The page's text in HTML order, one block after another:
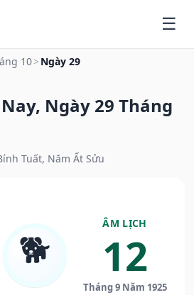
10> Ngày 29
Ngày 29 Tháng
Tuất, Năm Ất Sửu
🐕
ÂM LỊCH
12
Tháng 9 Năm 1925